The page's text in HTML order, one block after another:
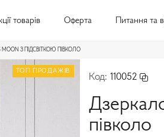
товарів Оферта Питання та
MOON З ПІДСВІТКОЮ ПІВКОЛО
ТОП ПРОДАЖІВ
Код: 110052
півколо